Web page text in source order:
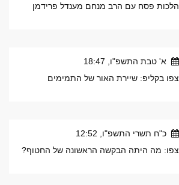
הלכות פסח עם הרב מנחם מענדל פרידמן
א' טבת התשפ"ו, 18:47
צפו בקליפ: שיירת האור של התמימים
כ"ח תשרי התשפ"ו, 12:52
צפו: מה היתה הבקשה הראשונה של החטוף?